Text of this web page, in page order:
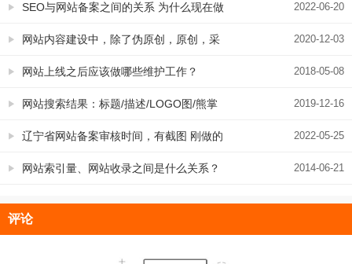
2022-06-20
SEO与网站备案之间的关系 为什么现在做
SEO都需要备案 2020-12-03
网站内容建设中，除了伪原创，原创，采
集之外还有那些内容形式呢？ 2018-05-08
网站上线之后应该做哪些维护工作？
2019-12-16
网站搜索结果：标题/描述/LOGO图/熊掌
号名/结果性质详解 2022-05-25
辽宁省网站备案审核时间，有截图 刚做的
辽宁企业备案7个工作日下证 2014-06-21
网站索引量、网站收录之间是什么关系？
评论